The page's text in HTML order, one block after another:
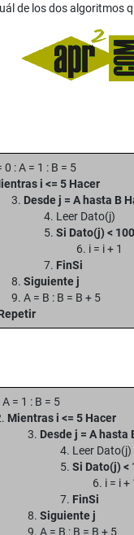
de los dos algoritmos
0 : A = 1 : B = 5
i <= 5 Hacer
3. Desde j = A hasta B
4. Leer Dato(j)
5. Si Dato(j) <
6. i = i + 1
7. FinSi
8. Siguiente j
9. A = B : B = B + 5
A = 1 : B = 5
Mientras i <= 5 Hacer
3. Desde j = A hasta
4. Leer Dato(j)
5. Si Dato(j) <
6. i = i +
7. FinSi
8. Siguiente j
9. A = B : B = B + 5